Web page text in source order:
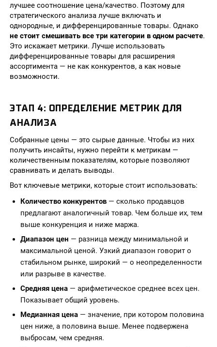
лучшее соотношение цена/качество. Поэтому для
стратегического анализа лучше включать и
однородные, и дифференцированные товары. Однако
не стоит смешивать все три категории в одном расчете.
Это искажает метрики. Лучше использовать
дифференцированные товары для расширения
ассортимента — не как конкурентов, а как новые
возможности.
ЭТАП 4: ОПРЕДЕЛЕНИЕ МЕТРИК ДЛЯ
АНАЛИЗА
Собранные цены — это сырые данные. Чтобы из них
получить инсайты, нужно перейти к метрикам —
количественным показателям, которые позволяют
сравнивать и делать выводы.
Вот ключевые метрики, которые стоит использовать:
Количество конкурентов — сколько продавцов
предлагают аналогичный товар. Чем больше их, тем
выше конкуренция и ниже маржа.
Диапазон цен — разница между минимальной и
максимальной ценой. Узкий диапазон говорит о
стабильном рынке, широкий — о неопределенности
или разрыве в качестве.
Средняя цена — арифметическое среднее всех цен.
Показывает общий уровень.
Медианная цена — значение, при котором половина
цен ниже, а половина выше. Менее подвержена
выбросам, чем средняя.